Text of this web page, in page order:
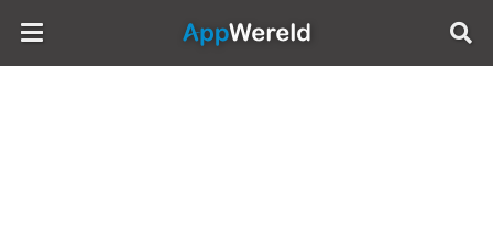
AppWereld